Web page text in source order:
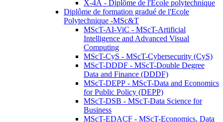
X-4A - Diplôme de l'Ecole polytechnique
Diplôme de formation gradué de l'Ecole
Polytechnique -MSc&T
MScT-AI-ViC - MScT-Artificial
Intelligence and Advanced Visual
Computing
MScT-CyS - MScT-Cybersecurity (CyS)
MScT-DDDF - MScT-Double Degree
Data and Finance (DDDF)
MScT-DEPP - MScT-Data and Economics
for Public Policy (DEPP)
MScT-DSB - MScT-Data Science for
Business
MScT-EDACF - MScT-Economics, Data